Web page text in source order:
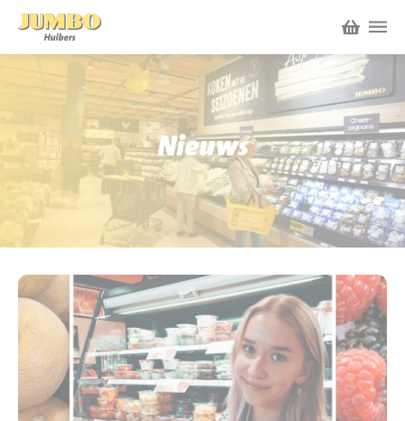
Winkels
P.W.A. Park
Bruïneplein
Nieuws
Acties
Werken bij Jumbo Huibers
Vacatures en Solliciteren
Werken en leren
Jumbo.com
BBQ gigant webshop
Nieuws